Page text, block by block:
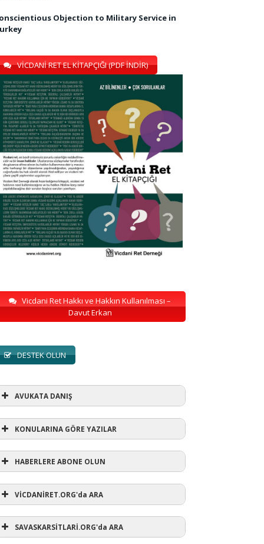
Objection to Military Service in
VİCDANİ RET EL KİTAPÇIĞI (PDF İNDİR)
Vicdani Ret Hakkı ve Hakkın Kullanılması –
Davut Erkan
DESTEK OLUN
AVUKATA DANIŞ
AVUKATA DANIŞ
KONULARINA GÖRE YAZILAR
KONULARINA GÖRE YAZILAR
(1)
ihtarı(3)
HABERLERE ABONE OLUN
VİCDANİRET.ORG'da ARA
SAVASKARSİTLARİ.ORG'da ARA